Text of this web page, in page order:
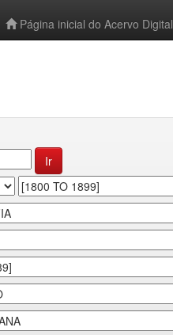
Página inicial do Acervo Digital